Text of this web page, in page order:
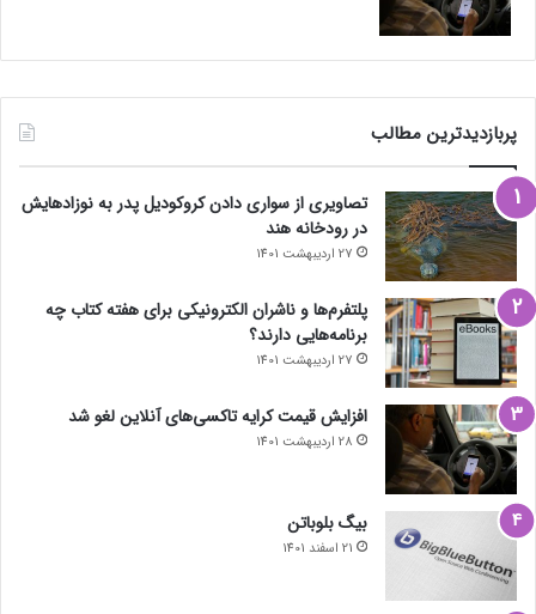
پربازدیدترین مطالب
تصاویری از سواری دادن کروکودیل پدر به نوزادهایش
در رودخانه هند
27 اردیبهشت 1401
پلتفرم‌ها و ناشران الکترونیکی برای هفته کتاب چه
برنامه‌هایی دارند؟
27 اردیبهشت 1401
افزایش قیمت کرایه تاکسی‌های آنلاین لغو شد
28 اردیبهشت 1401
بیگ بلوباتن
21 اسفند 1401